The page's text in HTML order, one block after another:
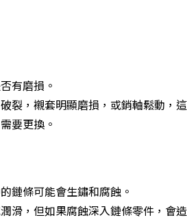
有磨損。
裂，襯套明顯磨損，或銷軸鬆動，這
要更換。
鏈條可能會生鏽和腐蝕。
滑，但如果腐蝕深入鏈條零件，會造